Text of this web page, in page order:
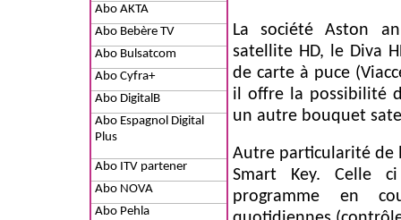
Abo AKTA
Abo Bebère TV
Abo Bulsatcom
Abo Cyfra+
Abo DigitalB
Abo Espagnol Digital
Plus
Abo ITV partener
Abo NOVA
Abo Pehla
La société Aston
satellite HD, le Diva
de carte à puce
il offre la possibilité
un autre bouquet
Autre particularité de
Smart Key. Celle
programme en